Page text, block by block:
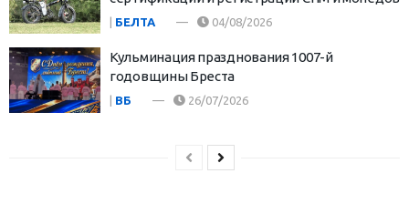
| БЕЛТА 04/08/2026
Кульминация празднования 1007-й
годовщины Бреста
ВБ 26/07/2026